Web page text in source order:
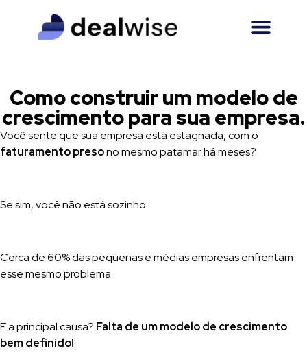
Como construir um modelo de
crescimento para sua empresa.
Você sente que sua empresa está estagnada, com o
faturamento presono mesmo patamar há meses?
Se sim, você não está sozinho.
Cerca de 60% das pequenas e médias empresas enfrentam
esse mesmo problema.
E a principal causa? Falta de um modelo de crescimento
bem definido!